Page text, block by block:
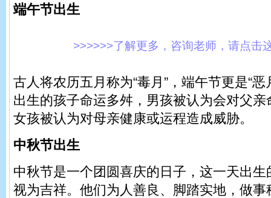
端午节出生
>>>>>>了解更多，咨询老师，请点击
古人将农历五月称为“毒月”，端午节更是“
出生的孩子命运多舛，男孩被认为会对父
女孩被认为对母亲健康或运程造成威胁。
中秋节出生
中秋节是一个团圆喜庆的日子，这一天出
视为吉祥。他们为人善良、脚踏实地，做